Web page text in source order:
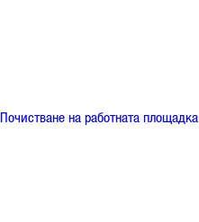
Почистване на работната площадка